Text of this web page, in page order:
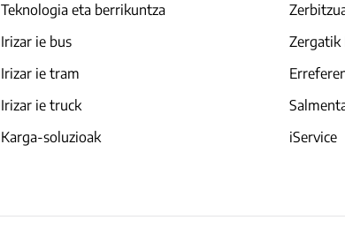
Teknologia eta berrikuntza
Irizar ie bus
Irizar ie tram
Irizar ie truck
Karga-soluzioak
Zergatik
iService